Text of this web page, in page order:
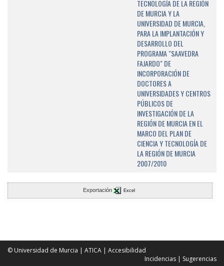
TECNOLOGÍA DE LA REGIÓN
DE MURCIA Y LA
UNIVERSIDAD DE MURCIA,
PARA LA IMPLANTACIÓN Y
DESARROLLO DEL
PROGRAMA "SAAVEDRA
FAJARDO" DE
INCORPORACIÓN DE
DOCTORES A
UNIVERSIDADES Y CENTROS
PÚBLICOS DE
INVESTIGACIÓN DE LA
REGIÓN DE MURCIA EN EL
MARCO DEL PLAN DE
CIENCIA Y TECNOLOGÍA DE
LA REGIÓN DE MURCIA
2007/2010
Exportación Excel
© Universidad de Murcia | ATICA | Accesibilidad
Incidencias | Sugerencias